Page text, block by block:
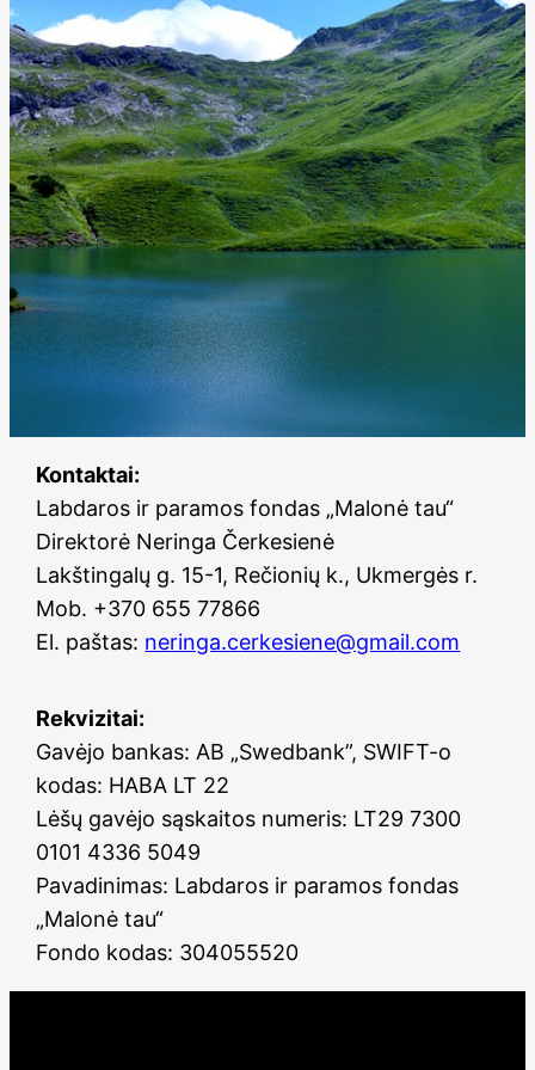
Kontaktai:
Labdaros ir paramos fondas „Malonė tau“
Direktorė Neringa Čerkesienė
Lakštingalų g. 15-1, Rečionių k., Ukmergės r.
Mob. +370 655 77866
El. paštas: neringa.cerkesiene@gmail.com
Rekvizitai:
Gavėjo bankas: AB „Swedbank”, SWIFT-o
kodas: HABA LT 22
Lėšų gavėjo sąskaitos numeris: LT29 7300
0101 4336 5049
Pavadinimas: Labdaros ir paramos fondas
„Malonė tau“
Fondo kodas: 304055520